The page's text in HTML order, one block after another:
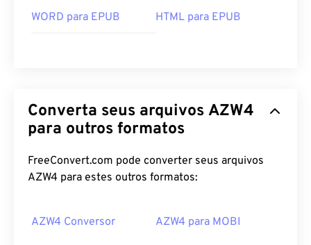
WORD para EPUB HTML para EPUB
Converta seus arquivos AZW4
para outros formatos
FreeConvert.com pode converter seus arquivos
AZW4 para estes outros formatos:
AZW4 Conversor AZW4 para MOBI